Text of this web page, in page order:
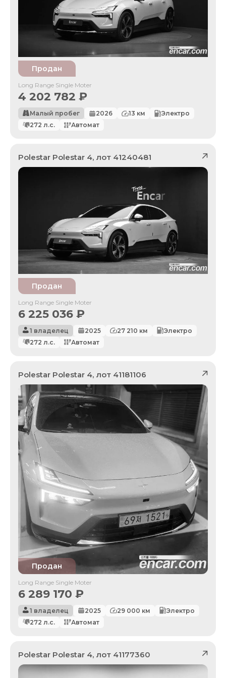
Продан
Long Range Single Moter
4 202 782 ₽
Малый пробег 2026 13 км
Электро
272 л.с. Автомат
Polestar Polestar 4, лот 41240481
Продан
Long Range Single Moter
6 225 036 ₽
1 владелец 2025 27 210 км
Электро
272 л.с. Автомат
Polestar Polestar 4, лот 41181106
Продан
Long Range Single Moter
6 289 170 ₽
1 владелец 2025 29 000 км
Электро
272 л.с. Автомат
Polestar Polestar 4, лот 41177360